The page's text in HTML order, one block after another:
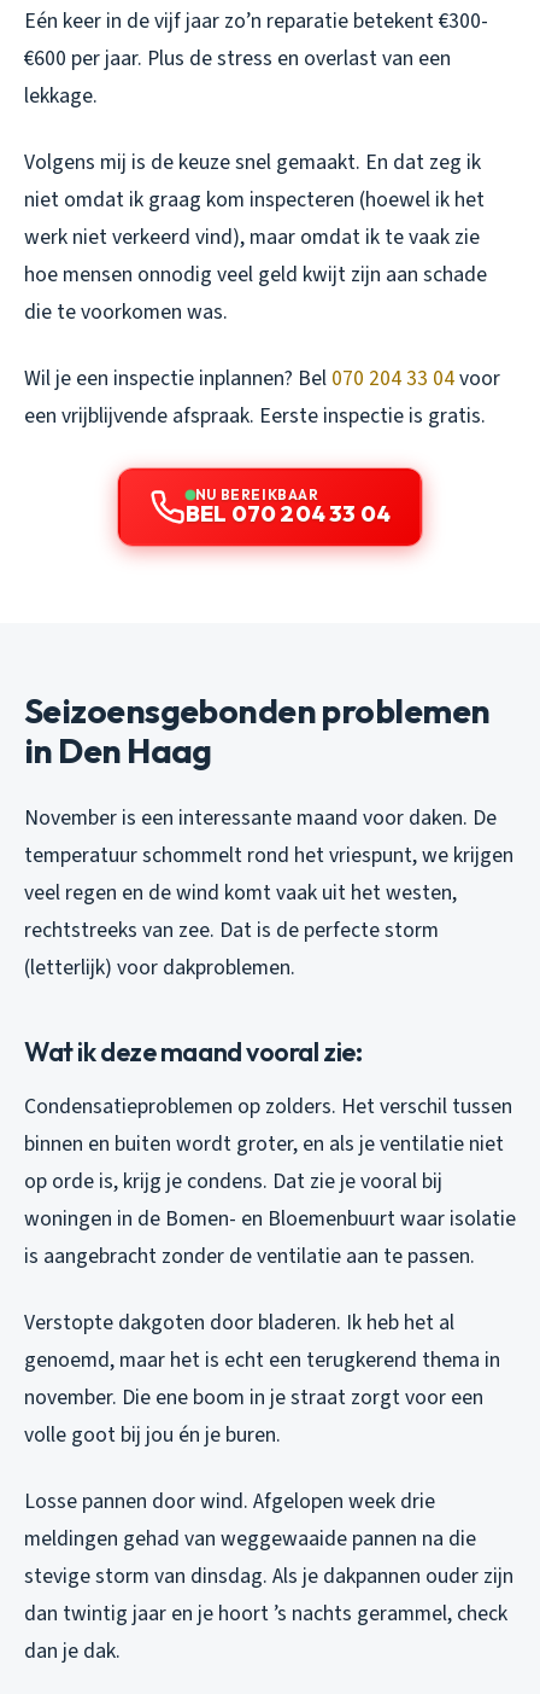
Eén keer in de vijf jaar zo’n reparatie betekent €300-
€600 per jaar. Plus de stress en overlast van een
lekkage.
Volgens mij is de keuze snel gemaakt. En dat zeg ik
niet omdat ik graag kom inspecteren (hoewel ik het
werk niet verkeerd vind), maar omdat ik te vaak zie
hoe mensen onnodig veel geld kwijt zijn aan schade
die te voorkomen was.
Wil je een inspectie inplannen? Bel 070 204 33 04voor
een vrijblijvende afspraak. Eerste inspectie is gratis.
NU BEREIKBAAR
BEL 070 204 33 04
Seizoensgebonden problemen
in Den Haag
November is een interessante maand voor daken. De
temperatuur schommelt rond het vriespunt, we krijgen
veel regen en de wind komt vaak uit het westen,
rechtstreeks van zee. Dat is de perfecte storm
(letterlijk) voor dakproblemen.
Wat ik deze maand vooral zie:
Condensatieproblemen op zolders. Het verschil tussen
binnen en buiten wordt groter, en als je ventilatie niet
op orde is, krijg je condens. Dat zie je vooral bij
woningen in de Bomen- en Bloemenbuurt waar isolatie
is aangebracht zonder de ventilatie aan te passen.
Verstopte dakgoten door bladeren. Ik heb het al
genoemd, maar het is echt een terugkerend thema in
november. Die ene boom in je straat zorgt voor een
volle goot bij jou én je buren.
Losse pannen door wind. Afgelopen week drie
meldingen gehad van weggewaaide pannen na die
stevige storm van dinsdag. Als je dakpannen ouder zijn
dan twintig jaar en je hoort ’s nachts gerammel, check
dan je dak.